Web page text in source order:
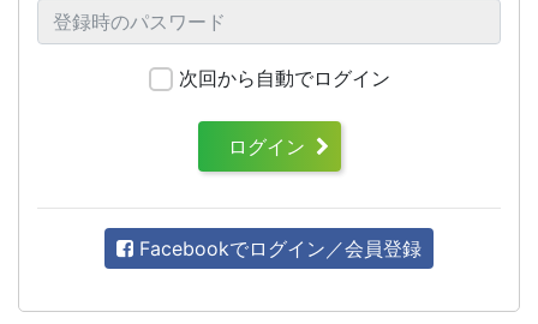
次回から自動でログイン
ログイン
Facebookでログイン／会員登録